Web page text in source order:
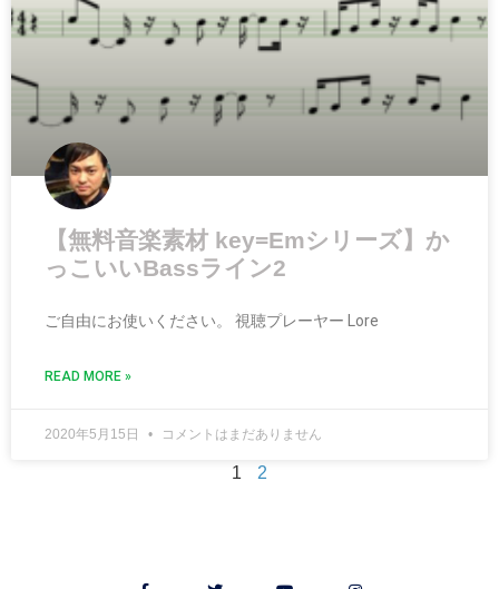
【無料音楽素材 key=Emシリーズ】か
っこいいBassライン2
ご自由にお使いください。 視聴プレーヤー Lore
READ MORE »
2020年5月15日 コメントはまだありません
1 2